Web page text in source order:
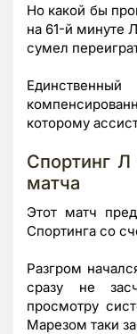
Но какой бы
на 61-й минуте
сумел
которому
Спортинг
матча
Этот матч
Спортинга со
Разгром
сразу не
просмотру
Марезом таки